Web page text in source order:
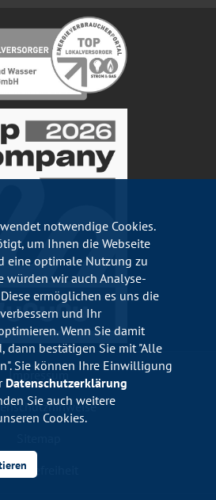
Impressum
Barrierefreiheit
notwendige Cookies.
um Ihnen die Webseite
eine optimale Nutzung zu
würden wir auch Analyse-
ermöglichen es uns die
und Ihr
Wenn Sie damit
dann bestätigen Sie mit "Alle
Sie können Ihre Einwilligung
Datenschutzerklärung
Sie auch weitere
Cookies.